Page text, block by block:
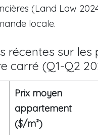
(Land Law
locale.
récentes sur les
carré (Q1-Q2
Prix moyen
appartement
($/m²)